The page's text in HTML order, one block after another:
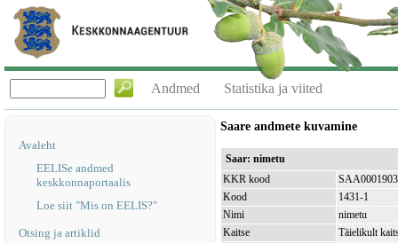
Andmed Statistika ja viited
Avaleht
EELISe andmed
keskkonnaportaalis
Loe siit "Mis on EELIS?"
Otsing ja artiklid
Saare andmete kuvamine
Saar: nimetu
KKR kood
SAA0001903
Kood
1431-1
Nimi
nimetu
Kaitse
Täielikult